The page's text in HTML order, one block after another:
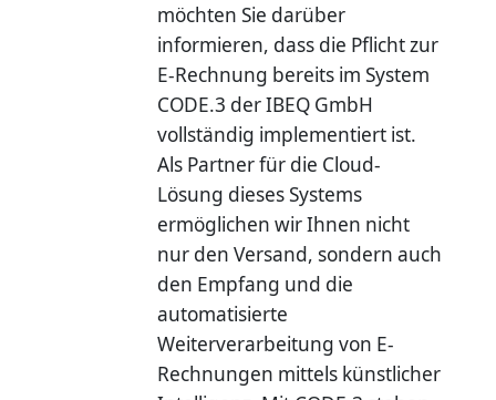
möchten Sie darüber
informieren, dass die Pflicht zur
E-Rechnung bereits im System
CODE.3 der IBEQ GmbH
vollständig implementiert ist.
Als Partner für die Cloud-
Lösung dieses Systems
ermöglichen wir Ihnen nicht
nur den Versand, sondern auch
den Empfang und die
automatisierte
Weiterverarbeitung von E-
Rechnungen mittels künstlicher